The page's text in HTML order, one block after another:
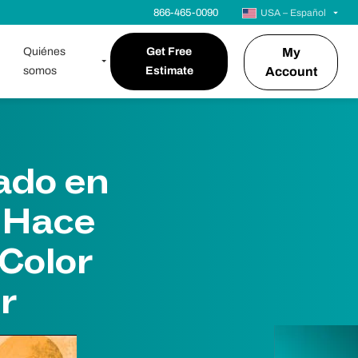
866-465-0090 USA – Español
Quiénes
somos
Get Free
Estimate
My
Account
en